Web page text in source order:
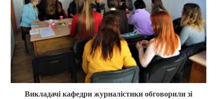
Викладачі кафедри журналістики обговорили зі